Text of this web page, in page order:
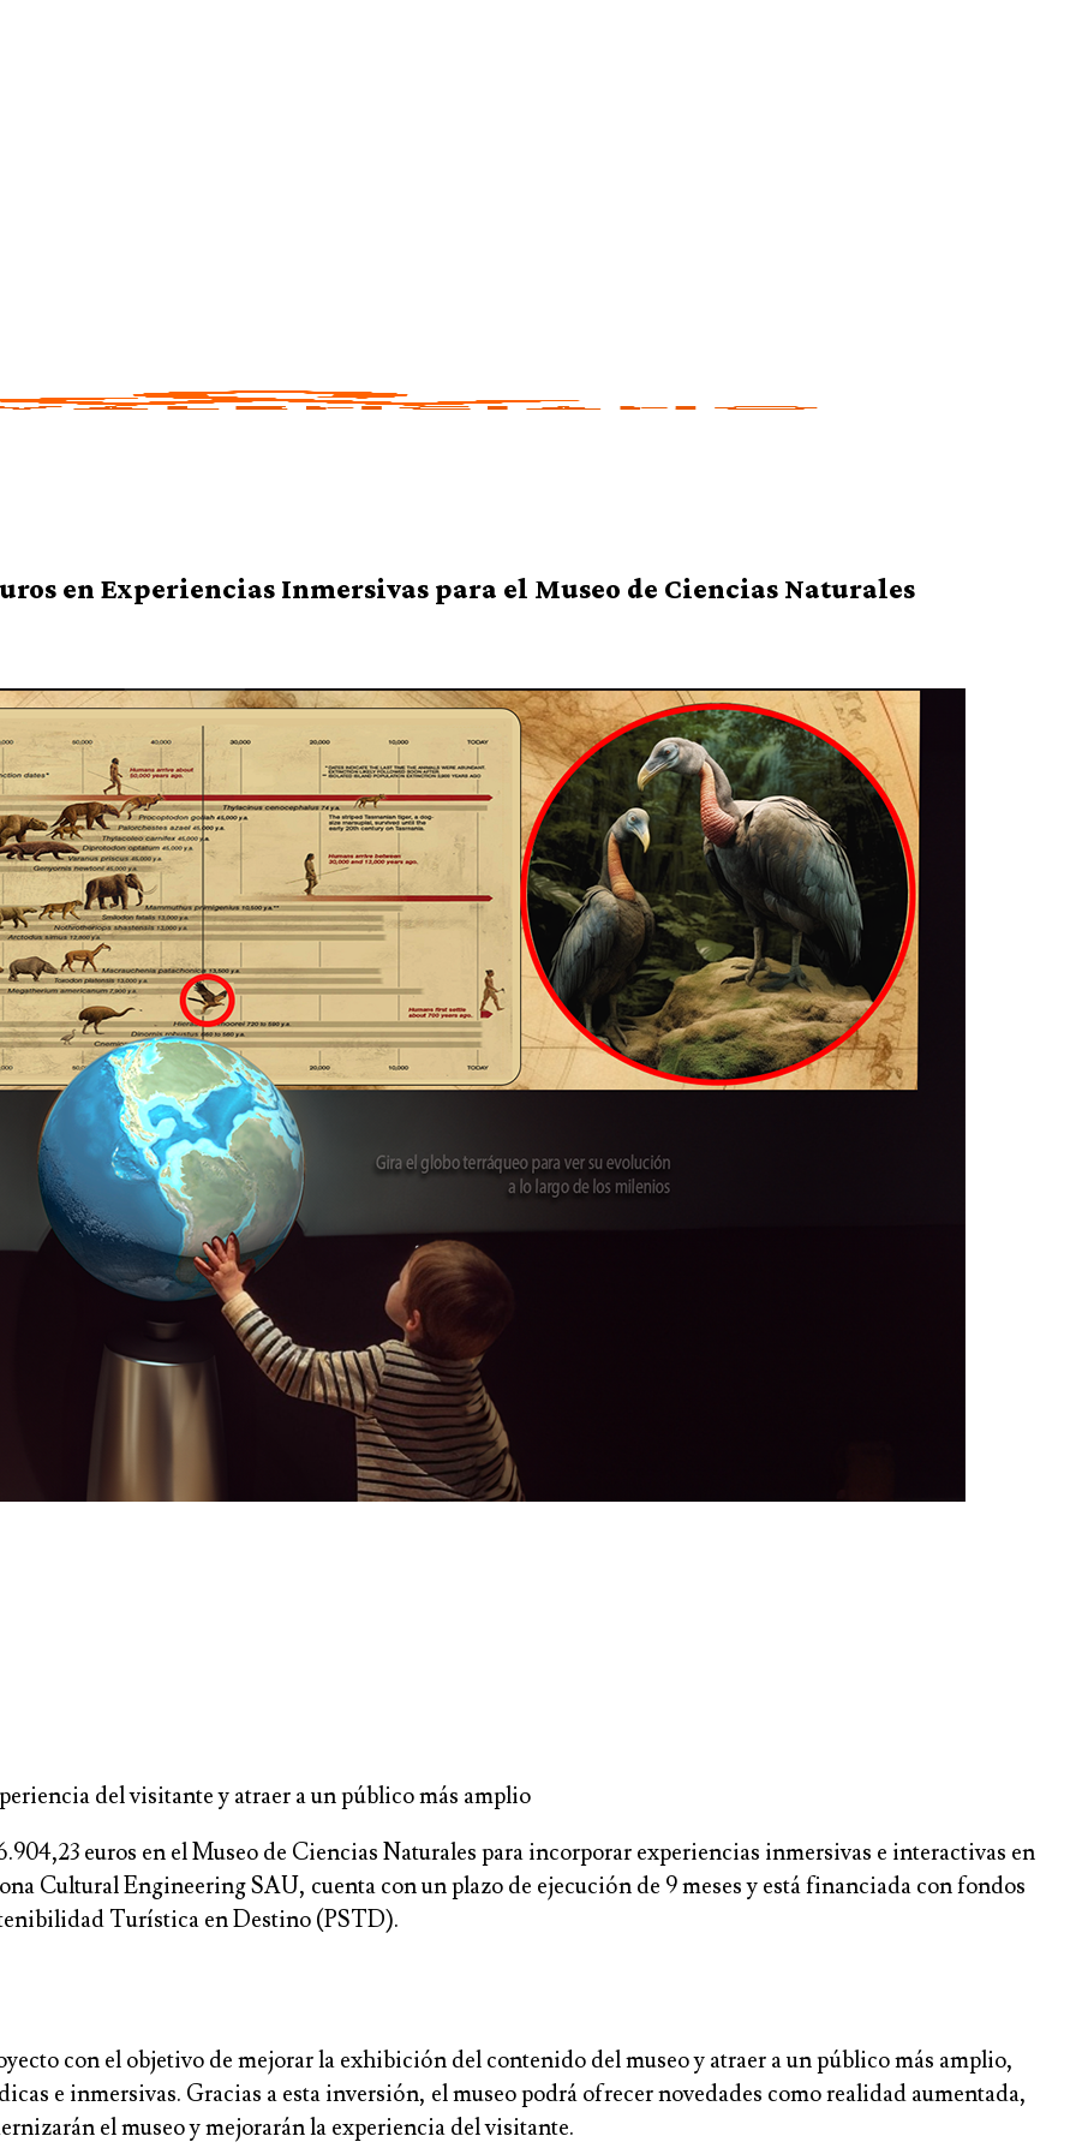
en Experiencias Inmersivas para el Museo de Ciencias Naturales
del visitante y atraer a un público más amplio
euros en el Museo de Ciencias Naturales para incorporar experiencias inmersivas e interactivas en
Cultural Engineering SAU, cuenta con un plazo de ejecución de 9 meses y está financiada con fondos
Turística en Destino (PSTD).
con el objetivo de mejorar la exhibición del contenido del museo y atraer a un público más amplio,
e inmersivas. Gracias a esta inversión, el museo podrá ofrecer novedades como realidad aumentada,
el museo y mejorarán la experiencia del visitante.